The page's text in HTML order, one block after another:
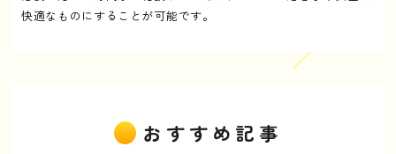
快適なものにすることが可能です。
おすすめ記事